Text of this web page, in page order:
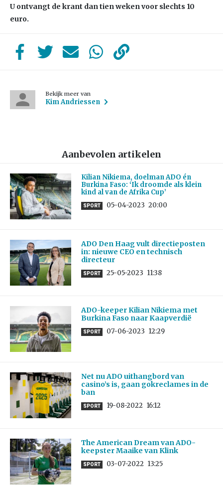
U ontvangt de krant dan tien weken voor slechts 10
euro.
Bekijk meer van
Kim Andriessen
Aanbevolen artikelen
Kilian Nikiema, doelman ADO én
Burkina Faso: ‘Ik droomde als klein
kind al van de Afrika Cup’
SPORT 05-04-2023 20:00
ADO Den Haag vult directieposten
in: nieuwe CEO en technisch
directeur
SPORT 25-05-2023 11:38
ADO-keeper Kilian Nikiema met
Burkina Faso naar Kaapverdië
SPORT 07-06-2023 12:29
Net nu ADO uithangbord van
casino’s is, gaan gokreclames in de
ban
SPORT 19-08-2022 16:12
The American Dream van ADO-
keepster Maaike van Klink
SPORT 03-07-2022 13:25